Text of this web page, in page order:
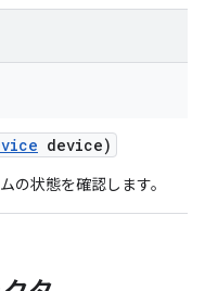
device)
の状態を確認します。